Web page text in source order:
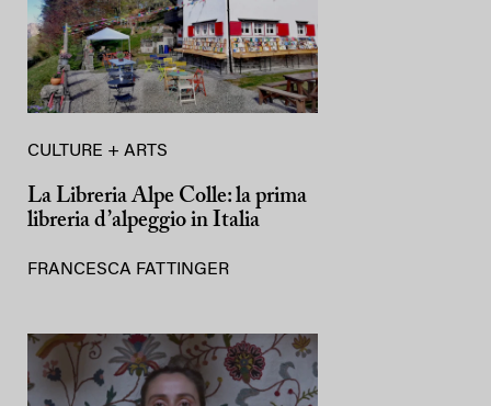
CULTURE + ARTS
La Libreria Alpe Colle: la prima
libreria d’alpeggio in Italia
FRANCESCA FATTINGER